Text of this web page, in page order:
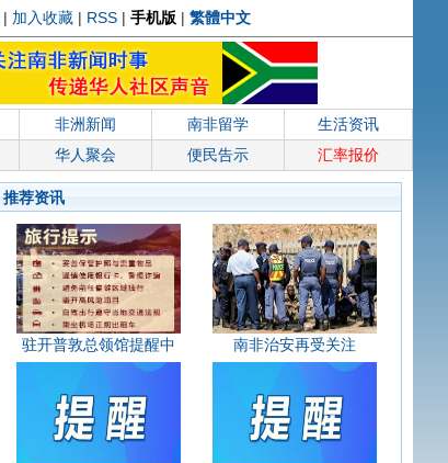
| 加入收藏 | RSS | 手机版 | 繁體中文
非洲新闻 南非留学
生活资讯
华人聚会 便民告示 汇率报价
推荐资讯
驻开普敦总领馆提醒中 南非治安再受关注